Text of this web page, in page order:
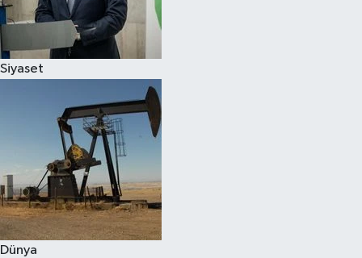
Siyaset
Dünya
Spor
Çocuk
Eğitim
Hava Durumu
Kadın